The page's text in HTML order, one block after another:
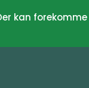
kan